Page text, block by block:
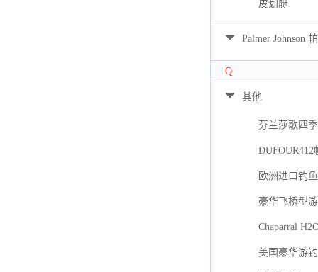
皮划艇
Palmer Johnson
Q
其他
芬兰莎歌四
DUFOUR412
欧洲进口钓
豪华飞桥型
Chaparral
美国豪华游